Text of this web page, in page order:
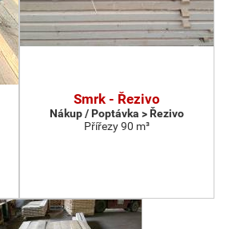
Smrk - Řezivo
Nákup / Poptávka > Řezivo
Přířezy 90 m³